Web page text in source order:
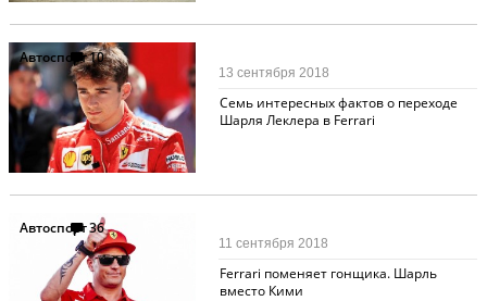
Автоспорт10
Семь интересных фактов о переходе
Шарля Леклера в Ferrari
13 сентября 2018
Автоспорт36
Ferrari поменяет гонщика. Шарль
вместо Кими
11 сентября 2018